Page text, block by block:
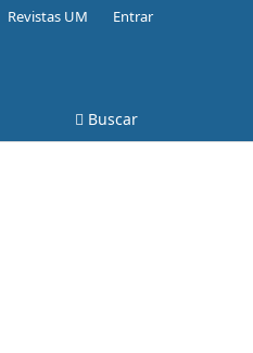
Buscar
Revistas UM Entrar